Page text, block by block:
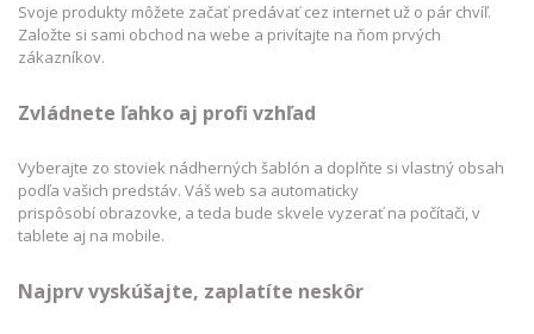
Svoje produkty môžete začať predávať cez internet už o pár chvíľ.
Založte si sami obchod na webe a privítajte na ňom prvých
zákazníkov.
Zvládnete ľahko aj profi vzhľad
Vyberajte zo stoviek nádherných šablón a doplňte si vlastný obsah
podľa vašich predstáv. Váš web sa automaticky
prispôsobí obrazovke, a teda bude skvele vyzerať na počítači, v
tablete aj na mobile.
Najprv vyskúšajte, zaplatíte neskôr